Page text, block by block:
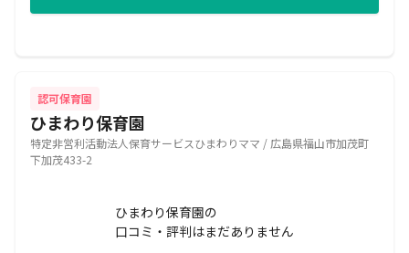
認可保育園
ひまわり保育園
特定非営利活動法人保育サービスひまわりママ / 広島県福山市加茂町
下加茂433-2
ひまわり保育園の
口コミ・評判はまだありません